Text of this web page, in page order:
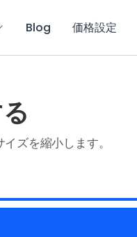
Blog 価格設定
ズを縮小します。